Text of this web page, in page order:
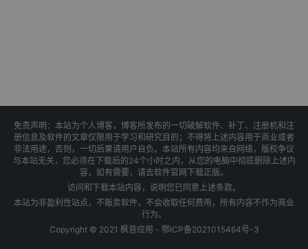
免责声明：本站为个人博客，博客所发布的一切破解软件、补丁、注册机和注
册信息及软件的文章仅限用于学习和研究目的；不得将上述内容用于商业或者
非法用途，否则，一切后果请用户自负。本站所有内容均来自网络，版权争议
与本站无关，您必须在下载后的24个小时之内，从您的电脑中彻底删除上述内
容，如有需要，请去软件官网下载正版。
访问和下载本站内容，说明您已同意上述条款。
本站为非盈利性站点，不贩卖软件，不会收取任何费用，所有内容不作为商业
行为。
Copyright © 2021 枫音应用 - 鄂ICP备2021015464号-3